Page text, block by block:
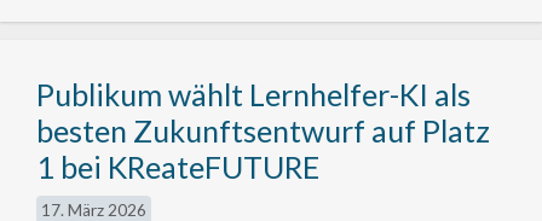
Publikum wählt Lernhelfer-KI als
besten Zukunftsentwurf auf Platz
1 bei KReateFUTURE
17. März 2026